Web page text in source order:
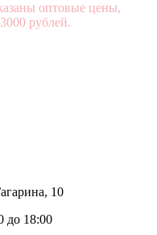
оптовые цены,
рублей.
10
до 18:00